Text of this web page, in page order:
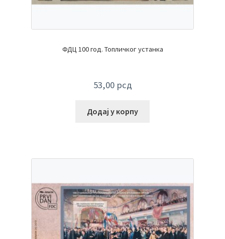
ФДЦ 100 год. Топличког устанка
53,00 рсд
Додај у корпу